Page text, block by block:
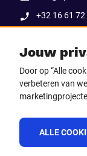
Jouw
Door op “Alle
verbeteren van
ALLE
+32 16 61 72
Volg ons op